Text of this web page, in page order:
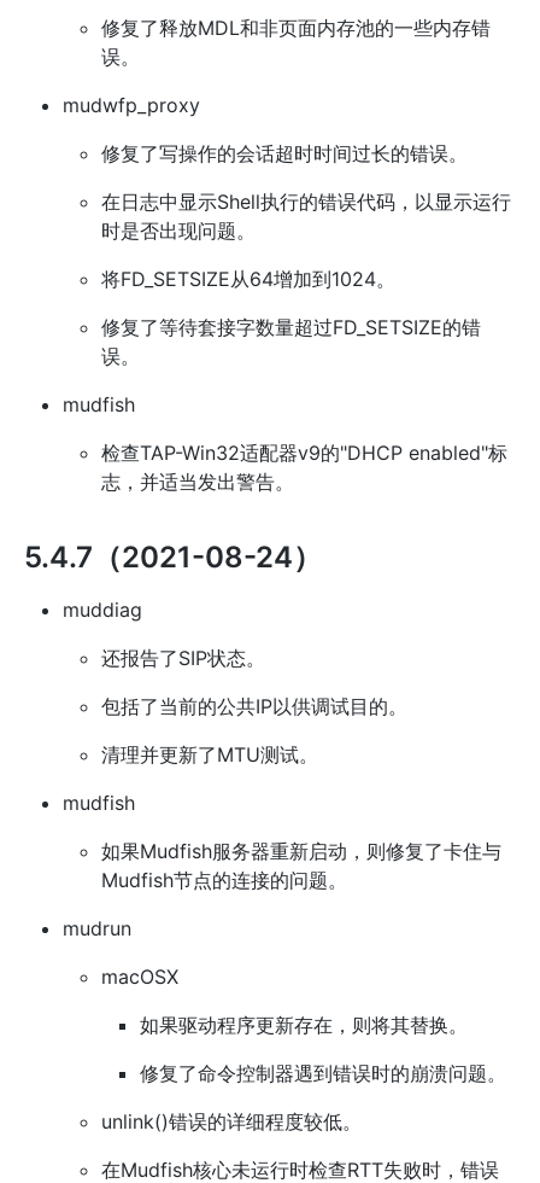
修复了释放MDL和非页面内存池的一些内存错
误。
mudwfp_proxy
修复了写操作的会话超时时间过长的错误。
在日志中显示Shell执行的错误代码，以显示运行
时是否出现问题。
将FD_SETSIZE从64增加到1024。
修复了等待套接字数量超过FD_SETSIZE的错
误。
mudfish
检查TAP-Win32适配器v9的"DHCP enabled"标
志，并适当发出警告。
5.4.7（2021-08-24）
muddiag
还报告了SIP状态。
包括了当前的公共IP以供调试目的。
清理并更新了MTU测试。
mudfish
如果Mudfish服务器重新启动，则修复了卡住与
Mudfish节点的连接的问题。
mudrun
macOSX
如果驱动程序更新存在，则将其替换。
修复了命令控制器遇到错误时的崩溃问题。
unlink()错误的详细程度较低。
在Mudfish核心未运行时检查RTT失败时，错误